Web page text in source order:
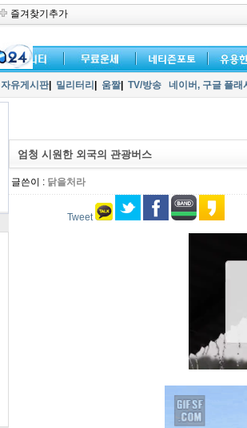
즐겨찾기추가
자유게시판| 밀리터리 움짤| TV/방송 네이버, 구글 플
엄청 시원한 외국의 관광버스
글쓴이 : 닭을처라
Tweet